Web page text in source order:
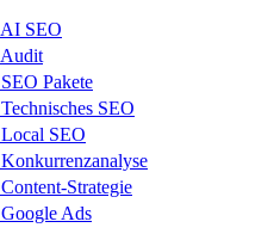
AI SEO
Audit
SEO Pakete
Technisches SEO
Local SEO
Konkurrenzanalyse
Content-Strategie
Google Ads